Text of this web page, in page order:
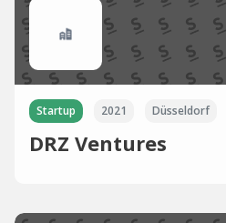
Startup 2021 Düsseldorf
DRZ Ventures